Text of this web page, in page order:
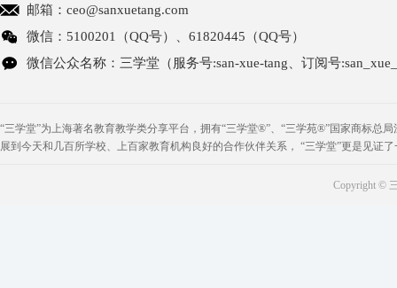
邮箱： ceo@sanxuetang.com
微信：5100201（QQ号）、61820445（QQ号）
微信公众名称：三学堂（服务号:san-xue-tang、订阅号
“三学堂”为上海著名教育教学类分享平台，拥有“三学堂®”、“三学苑®”国家商标总
展到今天和几百所学校、上百家教育机构良好的合作伙伴关系， “三学堂”更是见证
Copyright ©